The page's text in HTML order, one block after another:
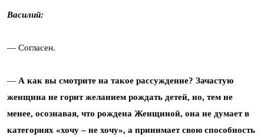
Василий:
— Согласен.
— А как вы смотрите на такое рассуждение? Зачастую
женщина не горит желанием рождать детей, но, тем не
менее, осознавая, что рождена Женщиной, она не думает в
категориях «хочу – не хочу», а принимает свою способность